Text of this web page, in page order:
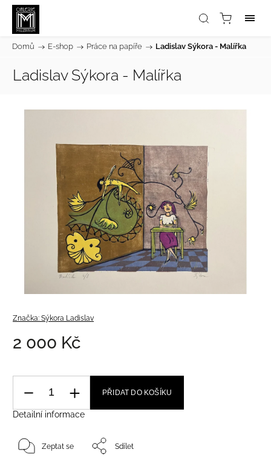
Domů / E-shop / Práce na papíře / Ladislav Sýkora - Malířka
Ladislav Sýkora - Malířka
Značka: Sýkora Ladislav
2 000 Kč
PŘIDAT DO KOŠÍKU
Detailní informace
Zeptat se Sdílet